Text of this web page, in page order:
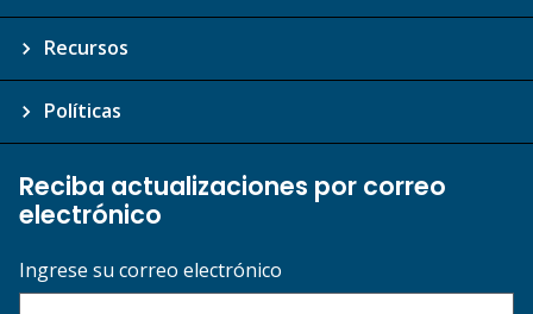
Recursos
Políticas
Reciba actualizaciones por correo
electrónico
Ingrese su correo electrónico